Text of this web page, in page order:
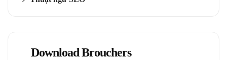
Download Brouchers